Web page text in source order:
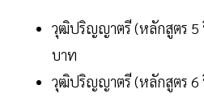
วุฒิปริญญาตรี (หลักสูตร 5
บาท
วุฒิปริญญาตรี (หลักสูตร 6